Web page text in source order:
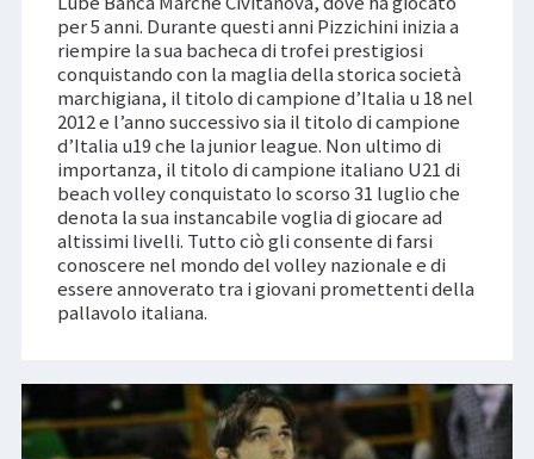
per 5 anni. Durante questi anni Pizzichini inizia a
riempire la sua bacheca di trofei prestigiosi
conquistando con la maglia della storica società
marchigiana, il titolo di campione d’Italia u 18 nel
2012 e l’anno successivo sia il titolo di campione
d’Italia u19 che la junior league. Non ultimo di
importanza, il titolo di campione italiano U21 di
beach volley conquistato lo scorso 31 luglio che
denota la sua instancabile voglia di giocare ad
altissimi livelli. Tutto ciò gli consente di farsi
conoscere nel mondo del volley nazionale e di
essere annoverato tra i giovani promettenti della
pallavolo italiana.